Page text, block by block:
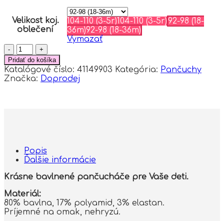
Velikost koj.
oblečení
104-110 (3-5r)104-110 (3-5r)92-98 (18-
36m)92-98 (18-36m)
Vymazať
množstvo
Detské
pančuchy
bavlna,
Noviti,
Pridať do košíka
Katalógové číslo: 41149903 Kategória: Pančuchy
Značka: Doprodej
Popis
Ďalšie informácie
Krásne bavlnené pančucháče pre Vaše deti.
Materiál:
80% bavlna, 17% polyamid, 3% elastan.
Príjemné na omak, nehryzú.